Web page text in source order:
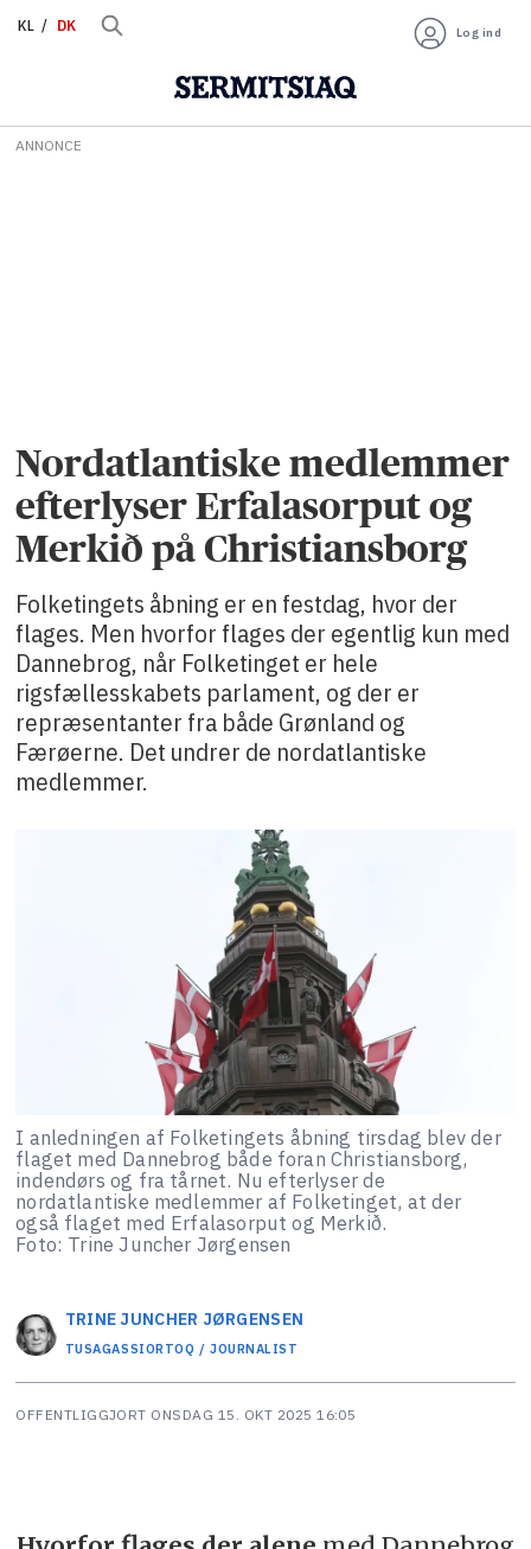
KL DK Log ind
ANNONCE
Nordatlantiske medlemmer
efterlyser Erfalasorput og
Merkið på Christiansborg
Folketingets åbning er en festdag, hvor der
flages. Men hvorfor flages der egentlig kun med
Dannebrog, når Folketinget er hele
rigsfællesskabets parlament, og der er
repræsentanter fra både Grønland og
Færøerne. Det undrer de nordatlantiske
medlemmer.
I anledningen af Folketingets åbning tirsdag blev der
flaget med Dannebrog både foran Christiansborg,
indendørs og fra tårnet. Nu efterlyser de
nordatlantiske medlemmer af Folketinget, at der
også flaget med Erfalasorput og Merkið.
Foto: Trine Juncher Jørgensen
TRINE JUNCHER JØRGENSEN
TUSAGASSIORTOQ / JOURNALIST
OFFENTLIGGJORT ONSDAG 15. OKT 2025 16:05